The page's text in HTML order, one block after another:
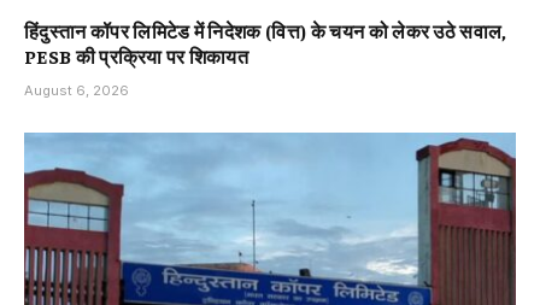
हिंदुस्तान कॉपर लिमिटेड में निदेशक (वित्त) के चयन को लेकर उठे सवाल,
PESB की प्रक्रिया पर शिकायत
August 6, 2026